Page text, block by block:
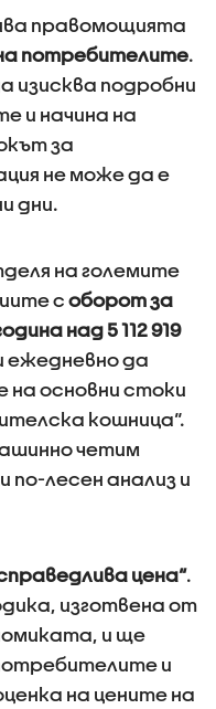
правомощията
потребителите.
подробни
и начина на
за
не може да е
дни.
на големите
с оборот за
над 5 112 919
да
на основни стоки
кошница“.
четим
лесен анализ и
цена“.
изготвена от
и ще
и
на цените на